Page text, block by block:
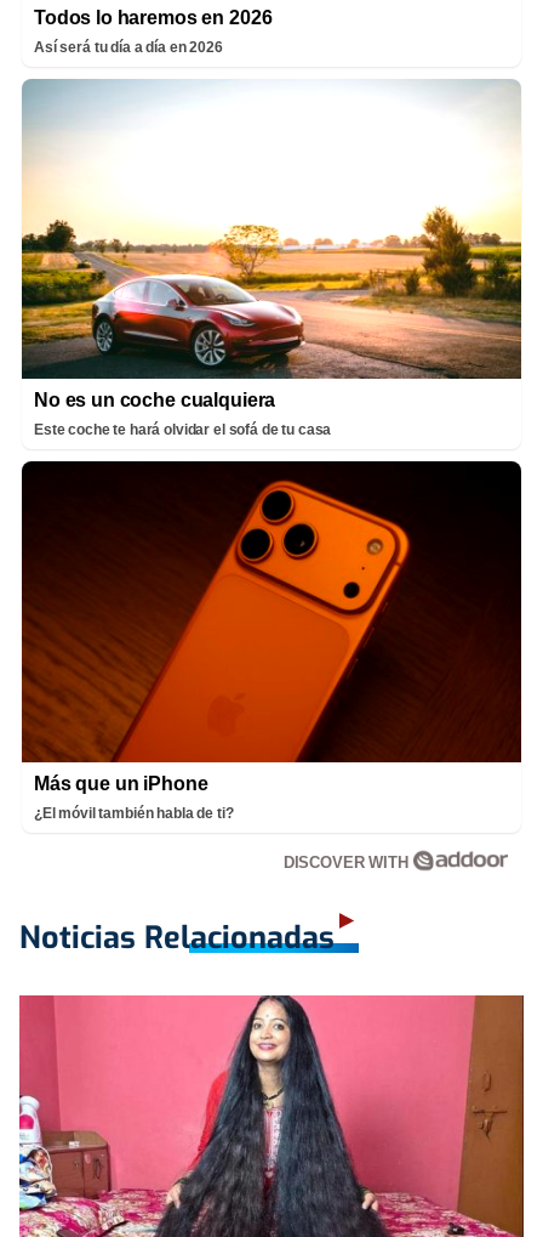
Todos lo haremos en 2026
Así será tu día a día en 2026
No es un coche cualquiera
Este coche te hará olvidar el sofá de tu casa
Más que un iPhone
¿El móvil también habla de ti?
DISCOVER WITH
Noticias Relacionadas